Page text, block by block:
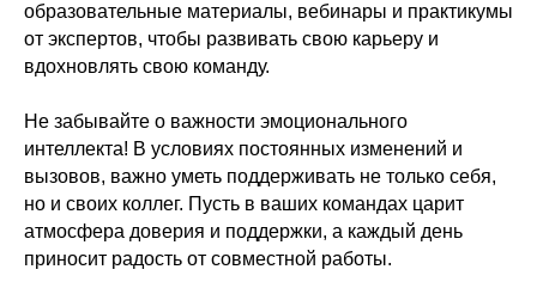
образовательные материалы, вебинары и практикумы
от экспертов, чтобы развивать свою карьеру и
вдохновлять свою команду.
Не забывайте о важности эмоционального
интеллекта! В условиях постоянных изменений и
вызовов, важно уметь поддерживать не только себя,
но и своих коллег. Пусть в ваших командах царит
атмосфера доверия и поддержки, а каждый день
приносит радость от совместной работы.